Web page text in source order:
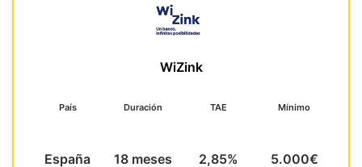
WiZink
País
España
Duración
18 meses
TAE
2,85%
Mínimo
5.000€